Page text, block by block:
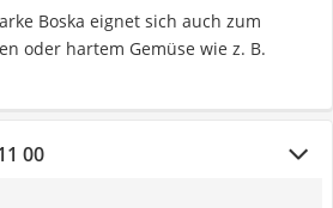
Boska eignet sich auch zum
oder hartem Gemüse wie z. B.
00